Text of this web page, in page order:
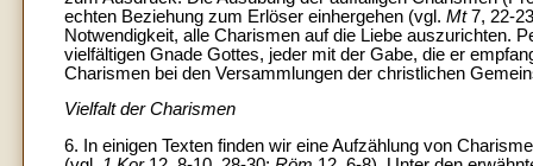
echten Beziehung zum Erlöser einhergehen (vgl. Mt7, 22-
Notwendigkeit, alle Charismen auf die Liebe auszurichten.
vielfältigen Gnade Gottes, jeder mit der Gabe, die er
Charismen bei den Versammlungen der christlichen
Vielfalt der Charismen
6. In einigen Texten finden wir eine Aufzählung von